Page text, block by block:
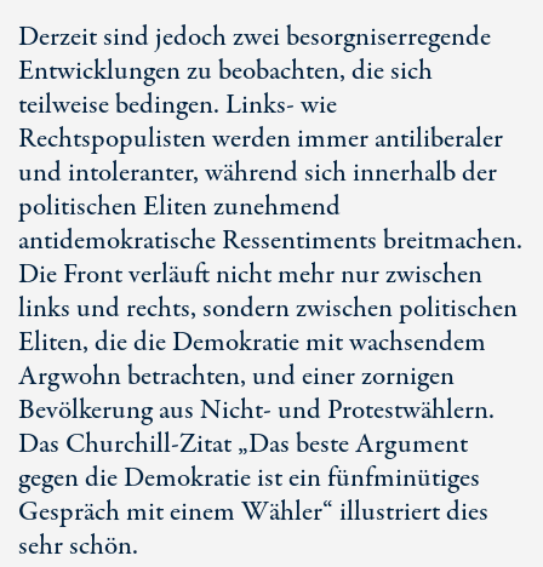
Derzeit sind jedoch zwei besorgniserregende
Entwicklungen zu beobachten, die sich
teilweise bedingen. Links- wie
Rechtspopulisten werden immer antiliberaler
und intoleranter, während sich innerhalb der
politischen Eliten zunehmend
antidemokratische Ressentiments breitmachen.
Die Front verläuft nicht mehr nur zwischen
links und rechts, sondern zwischen politischen
Eliten, die die Demokratie mit wachsendem
Argwohn betrachten, und einer zornigen
Bevölkerung aus Nicht- und Protestwählern.
Das Churchill-Zitat „Das beste Argument
gegen die Demokratie ist ein fünfminütiges
Gespräch mit einem Wähler“ illustriert dies
sehr schön.